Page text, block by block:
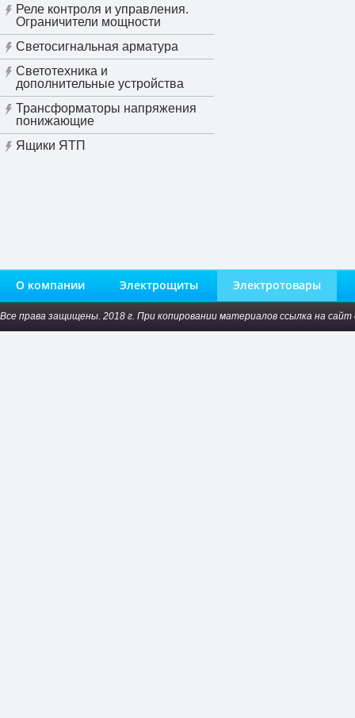
Реле контроля и управления.
Ограничители мощности
Светосигнальная арматура
Светотехника и
дополнительные устройства
Трансформаторы напряжения
понижающие
Ящики ЯТП
О компании Электрощиты Электротовары
Все права защищены. 2018 г. При копировании материалов ссылка на сайт